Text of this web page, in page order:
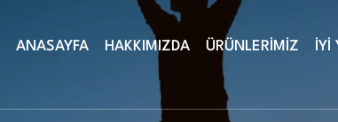
ANASAYFA HAKKIMIZDA ÜRÜNLERİMİZ İYİ